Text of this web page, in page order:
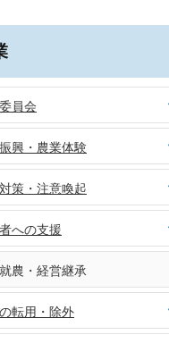
員会
興・農業体験
策・注意喚起
への支援
農・経営継承
転用・除外